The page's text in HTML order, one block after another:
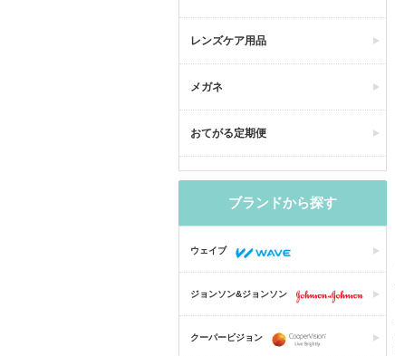
レンズケア用品
メガネ
おてがる定期便
ブランドから探す
ウェイブ
ジョンソン&ジョンソン
クーパービジョン